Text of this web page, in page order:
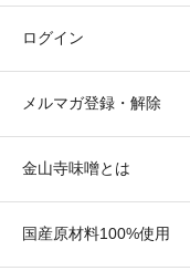
ログイン
メルマガ登録・解除
金山寺味噌とは
国産原材料100%使用